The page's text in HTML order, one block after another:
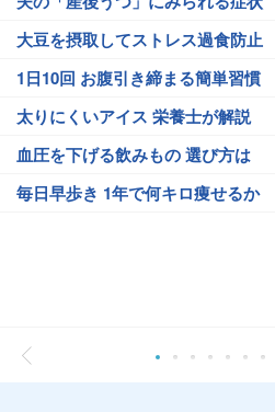
大豆を摂取してストレス過食防止
1日10回 お腹引き締まる簡単習慣
太りにくいアイス 栄養士が解説
血圧を下げる飲みもの 選び方は
毎日早歩き 1年で何キロ痩せるか